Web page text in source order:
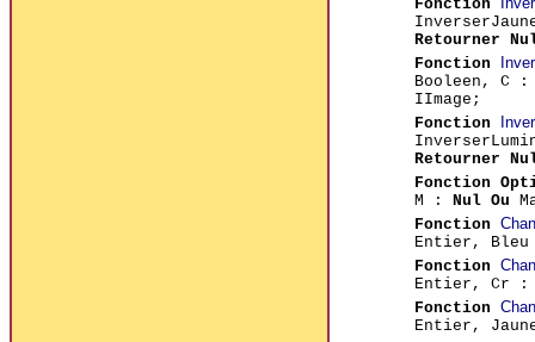
Fonction
Retourner
Fonction
Booleen, C :
IImage;
Fonction
Retourner
Fonction
M : Nul Ou
Fonction
Entier,
Fonction
Entier, Cr :
Fonction
Entier,